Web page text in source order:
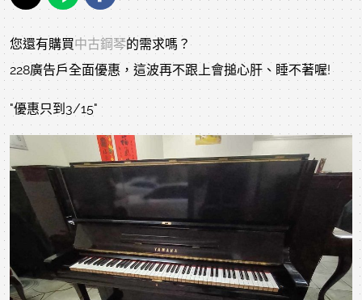
您還有購買中古鋼琴的需求嗎？
228廣告戶全面優惠，這波再不跟上會搥心肝、睡不著喔!
"優惠只到3/15"